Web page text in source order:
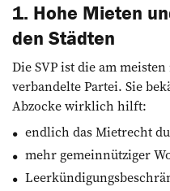
1. Hohe Mieten
den Städten
Die SVP ist die am
verbandelte Partei. Sie
Abzocke wirklich hilft:
endlich das Mietrecht
mehr gemeinnütziger